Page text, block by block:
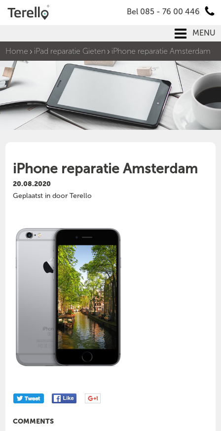
Bel 085 - 76 00 446
MENU
Home
iPad reparatie Gieten iPhone reparatie Amsterdam
iPhone reparatie Amsterdam
20.08.2020
Geplaatst in door Terello
COMMENTS